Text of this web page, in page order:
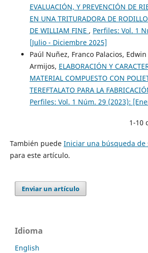
EVALUACIÓN, Y PREVENCIÓN DE
EN UNA TRITURADORA DE
DE WILLIAM FINE , Perfiles: Vol. 1
[Julio - Diciembre 2025]
Paúl Nuñez, Franco Palacios,
Armijos, ELABORACIÓN Y
MATERIAL COMPUESTO CON
TEREFTALATO PARA LA
Perfiles: Vol. 1 Núm. 29 (2023):
1-10
También puede Iniciar una búsqueda de
para este artículo.
Enviar un artículo
Idioma
English